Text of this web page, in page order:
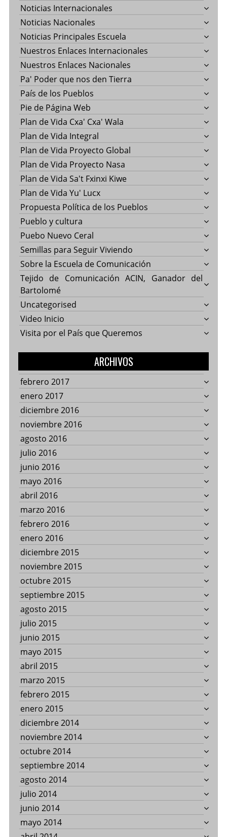
Noticias Internacionales
Noticias Nacionales
Noticias Principales Escuela
Nuestros Enlaces Internacionales
Nuestros Enlaces Nacionales
Pa' Poder que nos den Tierra
País de los Pueblos
Pie de Página Web
Plan de Vida Cxa' Cxa' Wala
Plan de Vida Integral
Plan de Vida Proyecto Global
Plan de Vida Proyecto Nasa
Plan de Vida Sa't Fxinxi Kiwe
Plan de Vida Yu' Lucx
Propuesta Política de los Pueblos
Pueblo y cultura
Puebo Nuevo Ceral
Semillas para Seguir Viviendo
Sobre la Escuela de Comunicación
Tejido de Comunicación ACIN, Ganador del
Bartolomé
Uncategorised
Video Inicio
Visita por el País que Queremos
ARCHIVOS
febrero 2017
enero 2017
diciembre 2016
noviembre 2016
agosto 2016
julio 2016
junio 2016
mayo 2016
abril 2016
marzo 2016
febrero 2016
enero 2016
diciembre 2015
noviembre 2015
octubre 2015
septiembre 2015
agosto 2015
julio 2015
junio 2015
mayo 2015
abril 2015
marzo 2015
febrero 2015
enero 2015
diciembre 2014
noviembre 2014
octubre 2014
septiembre 2014
agosto 2014
julio 2014
junio 2014
mayo 2014